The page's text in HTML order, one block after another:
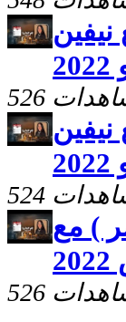
مشاهدات
مشاهدات
) مع
مشاهدات